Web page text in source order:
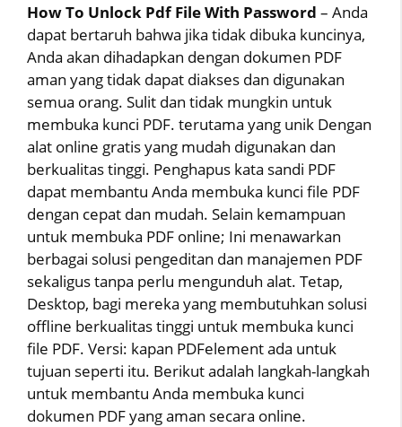
How To Unlock Pdf File With Password – Anda
dapat bertaruh bahwa jika tidak dibuka kuncinya,
Anda akan dihadapkan dengan dokumen PDF
aman yang tidak dapat diakses dan digunakan
semua orang. Sulit dan tidak mungkin untuk
membuka kunci PDF. terutama yang unik Dengan
alat online gratis yang mudah digunakan dan
berkualitas tinggi. Penghapus kata sandi PDF
dapat membantu Anda membuka kunci file PDF
dengan cepat dan mudah. Selain kemampuan
untuk membuka PDF online; Ini menawarkan
berbagai solusi pengeditan dan manajemen PDF
sekaligus tanpa perlu mengunduh alat. Tetap,
Desktop, bagi mereka yang membutuhkan solusi
offline berkualitas tinggi untuk membuka kunci
file PDF. Versi: kapan PDFelement ada untuk
tujuan seperti itu. Berikut adalah langkah-langkah
untuk membantu Anda membuka kunci
dokumen PDF yang aman secara online.